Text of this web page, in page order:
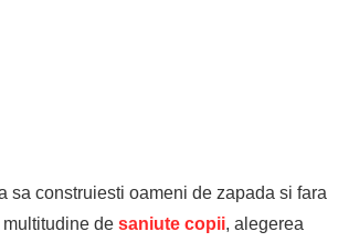
sa construiesti oameni de zapada si fara
de saniute copii, alegerea